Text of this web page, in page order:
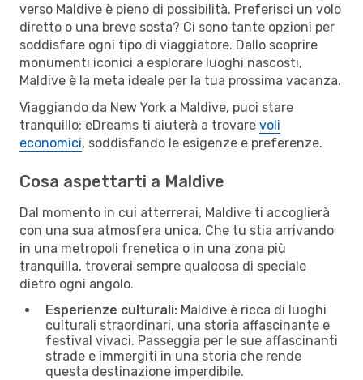
verso Maldive è pieno di possibilità. Preferisci un volo
diretto o una breve sosta? Ci sono tante opzioni per
soddisfare ogni tipo di viaggiatore. Dallo scoprire
monumenti iconici a esplorare luoghi nascosti,
Maldive è la meta ideale per la tua prossima vacanza.
Viaggiando da New York a Maldive, puoi stare
tranquillo: eDreams ti aiuterà a trovare voli
economici, soddisfando le esigenze e preferenze.
Cosa aspettarti a Maldive
Dal momento in cui atterrerai, Maldive ti accoglierà
con una sua atmosfera unica. Che tu stia arrivando
in una metropoli frenetica o in una zona più
tranquilla, troverai sempre qualcosa di speciale
dietro ogni angolo.
Esperienze culturali: Maldive è ricca di luoghi
culturali straordinari, una storia affascinante e
festival vivaci. Passeggia per le sue affascinanti
strade e immergiti in una storia che rende
questa destinazione imperdibile.